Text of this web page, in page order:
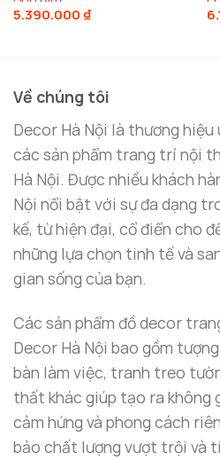
ánh nhìn. Bạn có thể đặt
Làm Đẹp Phòng Ngủ
Trong phòng ngủ,gương
là vật dụng tiện lợi mà còn
rộng rãi và thoải mái hơn.
điểm hoặc đối diện cửa sổ
tự nhiên và tạo cảm giác thư
Tăng Tính Sang Trọng Cho
Gương treo tường hiện đại
thiếu trong các không gian
hàng, khách sạn, hoặc quán
treo tườngmạ vàng mang
hiện đại và tạo ấn tượng sâu
5.390.000 ₫
Về chúng tôi
Decor Hà Nội là thương
các sản phẩm trang trí nội
Hà Nội. Được nhiều khách
Nội nổi bật với sự đa dạng
kế, từ hiện đại, cổ điển cho
những lựa chọn tinh tế và
gian sống của bạn.
Các sản phẩm đồ decor
Decor Hà Nội bao gồm
bàn làm việc, tranh treo
thất khác giúp tạo ra không
cảm hứng và phong cách
bảo chất lượng vượt trội và